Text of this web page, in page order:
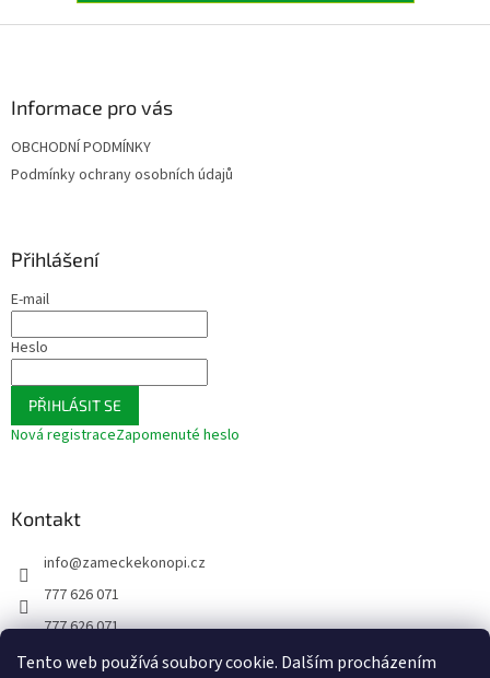
Tento web používá soubory cookie. Dalším procházením
Informace pro vás
OBCHODNÍ PODMÍNKY
Podmínky ochrany osobních údajů
Přihlášení
E-mail
Heslo
PŘIHLÁSIT SE
Nová registraceZapomenuté heslo
Kontakt
info@zameckekonopi.cz
777 626 071
777 626 071
FACEBOOK